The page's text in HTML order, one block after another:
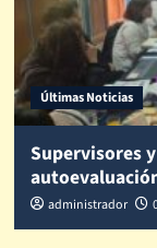
Últimas Noticias
Supervisores
administrador